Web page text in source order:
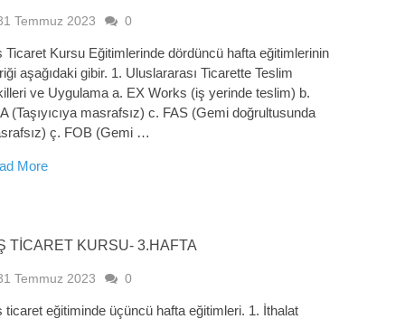
Temmuz 2023 0
Ticaret Kursu Eğitimlerinde dördüncü hafta eğitimlerinin
aşağıdaki gibir. 1. Uluslararası Ticarette Teslim
ve Uygulama a. EX Works (iş yerinde teslim) b.
(Taşıyıcıya masrafsız) c. FAS (Gemi doğrultusunda
ç. FOB (Gemi …
More
TİCARET KURSU- 3.HAFTA
Temmuz 2023 0
ticaret eğitiminde üçüncü hafta eğitimleri. 1. İthalat